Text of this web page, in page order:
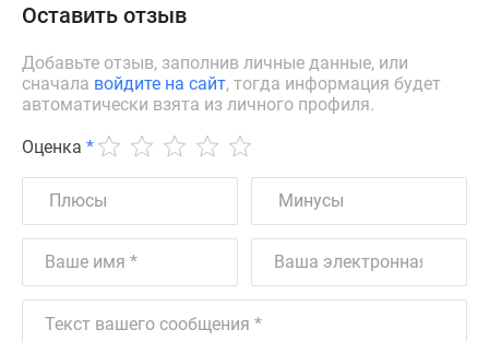
Оставить отзыв
Добавьте отзыв, заполнив личные данные, или
сначала войдите на сайт, тогда информация будет
автоматически взята из личного профиля.
Оценка *